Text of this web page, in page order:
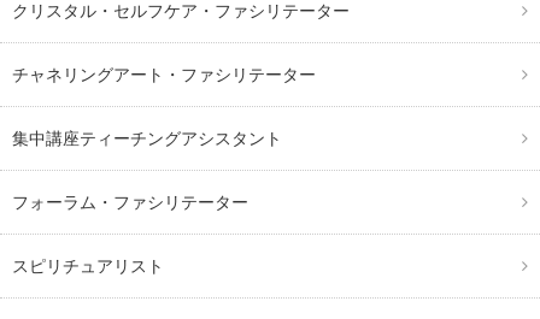
クリスタル・セルフケア・ファシリテーター
チャネリングアート・ファシリテーター
集中講座ティーチングアシスタント
フォーラム・ファシリテーター
スピリチュアリスト